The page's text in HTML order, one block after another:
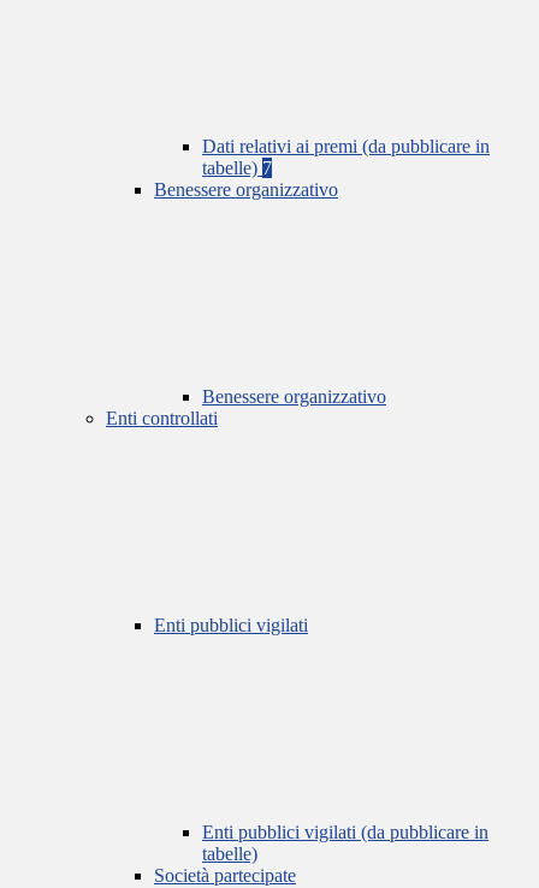
Dati relativi ai premi (da pubblicare in
tabelle) 7
Benessere organizzativo
Benessere organizzativo
Enti controllati
Enti pubblici vigilati
Enti pubblici vigilati (da pubblicare in
tabelle)
Società partecipate